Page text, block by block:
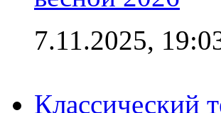
7.11.2025,
Классический